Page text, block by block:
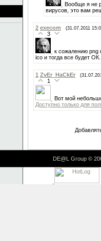
Вообще я не
вирусов, это вам
2 execom (31.07.2011
3
к сожалению png
ico и тогда все будет ОК.
1 ZvEr_HaCkEr
1
Вот мой
Доступно только для
DE@L Group ©